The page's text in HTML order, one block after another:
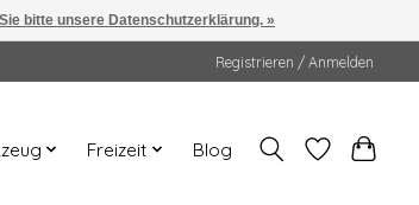
Registrieren / Anmelden
Freizeit Blog
bitte unsere Datenschutzerklärung. »